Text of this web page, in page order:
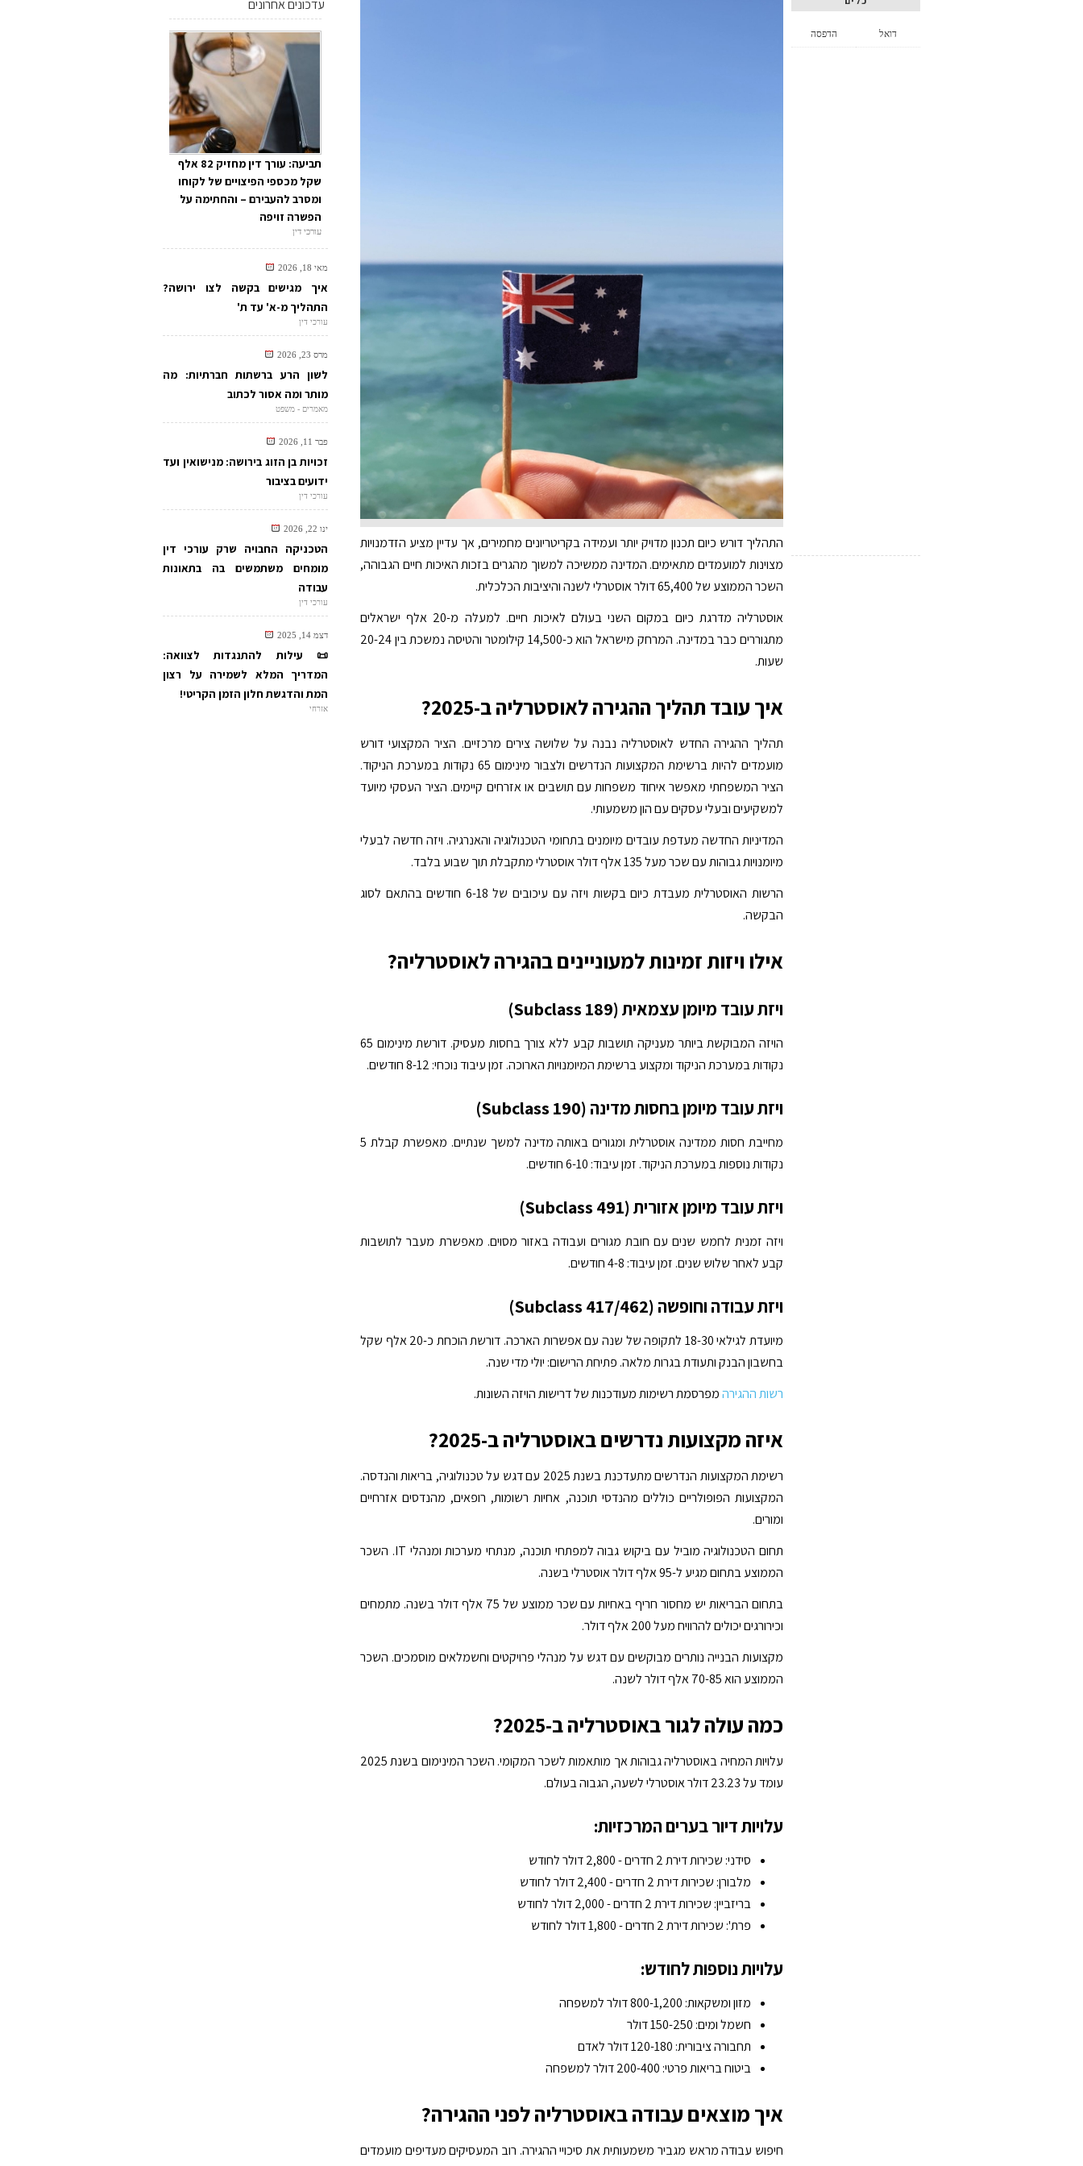
הדפסה דואל
התהליך דורש כיום תכנון מדויק יותר ועמידה בקריטריונים מחמירים, אך עדיין מציע הזדמנויות
מצוינות למועמדים מתאימים. המדינה ממשיכה למשוך מהגרים בזכות האיכות חיים הגבוהה,
השכר הממוצע של 65,400 דולר אוסטרלי לשנה והיציבות הכלכלית.
אוסטרליה מדרגת כיום במקום השני בעולם לאיכות חיים. למעלה מ-20 אלף ישראלים
מתגוררים כבר במדינה. המרחק מישראל הוא כ-14,500 קילומטר והטיסה נמשכת בין 20-24
שעות.
איך עובד תהליך ההגירה לאוסטרליה ב-2025?
תהליך ההגירה החדש לאוסטרליה נבנה על שלושה צירים מרכזיים. הציר המקצועי דורש
מועמדים להיות ברשימת המקצועות הנדרשים ולצבור מינימום 65 נקודות במערכת הניקוד.
הציר המשפחתי מאפשר איחוד משפחות עם תושבים או אזרחים קיימים. הציר העסקי מיועד
למשקיעים ובעלי עסקים עם הון משמעותי.
המדיניות החדשה מעדפת עובדים מיומנים בתחומי הטכנולוגיה והאנרגיה. ויזה חדשה לבעלי
מיומנויות גבוהות עם שכר מעל 135 אלף דולר אוסטרלי מתקבלת תוך שבוע בלבד.
הרשות האוסטרלית מעבדת כיום בקשות ויזה עם עיכובים של 6-18 חודשים בהתאם לסוג
הבקשה.
אילו ויזות זמינות למעוניינים בהגירה לאוסטרליה?
ויזת עובד מיומן עצמאית (Subclass 189)
הויזה המבוקשת ביותר מעניקה תושבות קבע ללא צורך בחסות מעסיק. דורשת מינימום 65
נקודות במערכת הניקוד ומקצוע ברשימת המיומנויות הארוכה. זמן עיבוד נוכחי: 8-12 חודשים.
ויזת עובד מיומן בחסות מדינה (Subclass 190)
מחייבת חסות ממדינה אוסטרלית ומגורים באותה מדינה למשך שנתיים. מאפשרת קבלת 5
נקודות נוספות במערכת הניקוד. זמן עיבוד: 6-10 חודשים.
ויזת עובד מיומן אזורית (Subclass 491)
ויזה זמנית לחמש שנים עם חובת מגורים ועבודה באזור מסוים. מאפשרת מעבר לתושבות
קבע לאחר שלוש שנים. זמן עיבוד: 4-8 חודשים.
ויזת עבודה וחופשה (Subclass 417/462)
מיועדת לגילאי 18-30 לתקופה של שנה עם אפשרות הארכה. דורשת הוכחת כ-20 אלף שקל
בחשבון הבנק ותעודת בגרות מלאה. פתיחת הרישום: יולי מדי שנה.
רשות ההגירהמפרסמת רשימות מעודכנות של דרישות הויזה השונות.
איזה מקצועות נדרשים באוסטרליה ב-2025?
רשימת המקצועות הנדרשים מתעדכנת בשנת 2025 עם דגש על טכנולוגיה, בריאות והנדסה.
המקצועות הפופולריים כוללים מהנדסי תוכנה, אחיות רשומות, רופאים, מהנדסים אזרחיים
ומורים.
תחום הטכנולוגיה מוביל עם ביקוש גבוה למפתחי תוכנה, מנתחי מערכות ומנהלי IT. השכר
הממוצע בתחום מגיע ל-95 אלף דולר אוסטרלי בשנה.
בתחום הבריאות יש מחסור חריף באחיות עם שכר ממוצע של 75 אלף דולר בשנה. מתמחים
וכירורגים יכולים להרוויח מעל 200 אלף דולר.
מקצועות הבנייה נותרים מבוקשים עם דגש על מנהלי פרויקטים וחשמלאים מוסמכים. השכר
הממוצע הוא 70-85 אלף דולר לשנה.
כמה עולה לגור באוסטרליה ב-2025?
עלויות המחיה באוסטרליה גבוהות אך מותאמות לשכר המקומי. השכר המינימום בשנת 2025
עומד על 23.23 דולר אוסטרלי לשעה, הגבוה בעולם.
עלויות דיור בערים המרכזיות:
סידני: שכירות דירת 2 חדרים - 2,800 דולר לחודש
מלבורן: שכירות דירת 2 חדרים - 2,400 דולר לחודש
בריזביין: שכירות דירת 2 חדרים - 2,000 דולר לחודש
פרת': שכירות דירת 2 חדרים - 1,800 דולר לחודש
עלויות נוספות לחודש:
מזון ומשקאות: 800-1,200 דולר למשפחה
חשמל ומים: 150-250 דולר
תחבורה ציבורית: 120-180 דולר לאדם
ביטוח בריאות פרטי: 200-400 דולר למשפחה
איך מוצאים עבודה באוסטרליה לפני ההגירה?
חיפוש עבודה מראש מגביר משמעותית את סיכויי ההגירה. רוב המעסיקים מעדיפים מועמדים
עדכונים אחרונים
תביעה: עורך דין מחזיק 82 אלף
שקל מכספי הפיצויים של לקוחו
ומסרב להעבירם – והחתימה על
הפשרה זויפה
עורכי דין
מאי 18, 2026
איך מגישים בקשה לצו ירושה?
התהליך מ-א' עד ת'
עורכי דין
מרס 23, 2026
לשון הרע ברשתות חברתיות: מה
מותר ומה אסור לכתוב
מאמרים - משפט
פבר 11, 2026
זכויות בן הזוג בירושה: מנישואין ועד
ידועים בציבור
עורכי דין
ינו 22, 2026
הטכניקה החבויה שרק עורכי דין
מומחים משתמשים בה בתאונות
עבודה
עורכי דין
דצמ 14, 2025
📜 עילות להתנגדות לצוואה:
המדריך המלא לשמירה על רצון
המת והדגשת חלון הזמן הקריטי!
אזרחי